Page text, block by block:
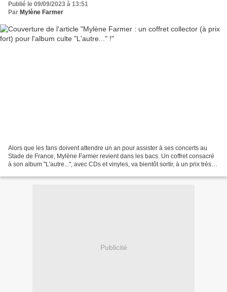
Publié le 09/09/2023 à 13:51
Par Mylène Farmer
Alors que les fans doivent attendre un an pour assister à ses concerts au
Stade de France, Mylène Farmer revient dans les bacs. Un coffret consacré
à son album "L'autre...", avec CDs et vinyles, va bientôt sortir, à un prix très
Publicité